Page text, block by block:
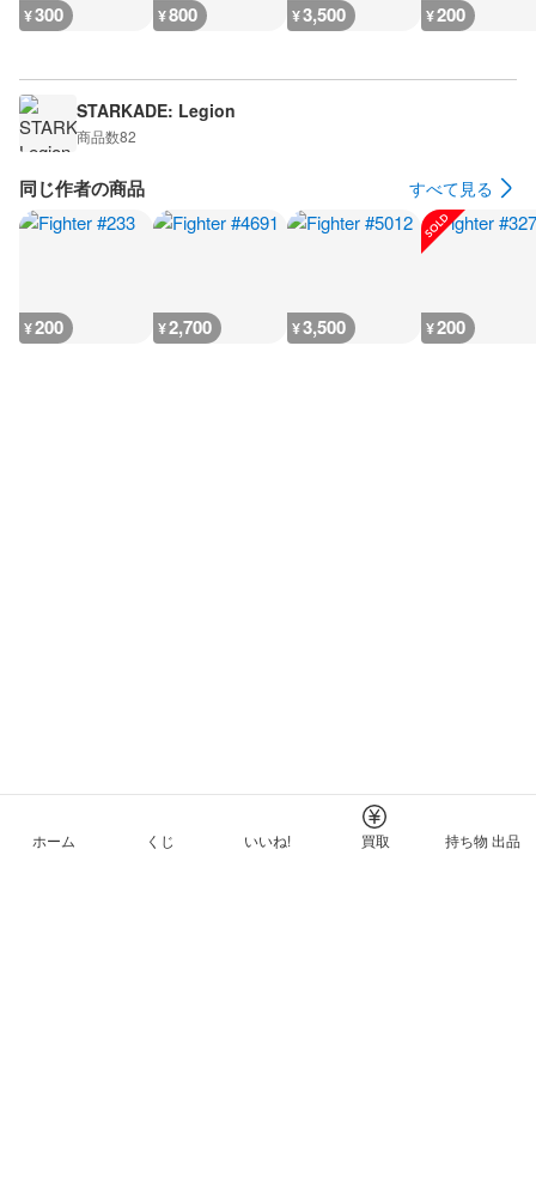
¥300 ¥800 ¥3,500 ¥200
STARKADE: Legion
商品数82
同じ作者の商品 すべて見る
¥200 ¥2,700 ¥3,500 ¥200
ホーム くじ いいね! 買取 持ち物 出品